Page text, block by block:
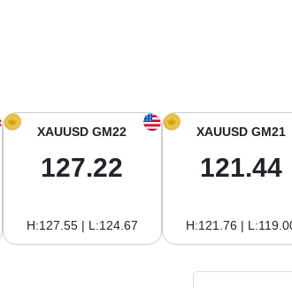
XAUUSD GM22
127.22
H:127.55 | L:124.67
XAUUSD GM21
121.44
H:121.76 |